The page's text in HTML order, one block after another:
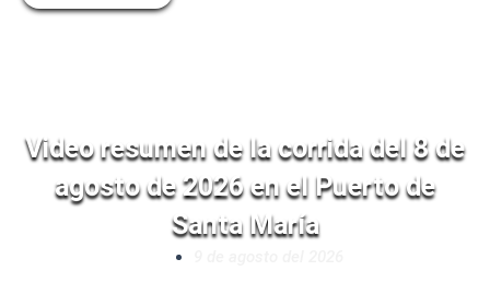
Video resumen de la corrida del 8 de
agosto de 2026 en el Puerto de
Santa María